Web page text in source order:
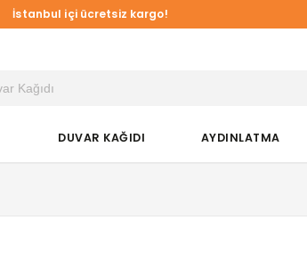
İstanbul içi ücretsiz kargo!
DUVAR KAĞIDI AYDINLATMA